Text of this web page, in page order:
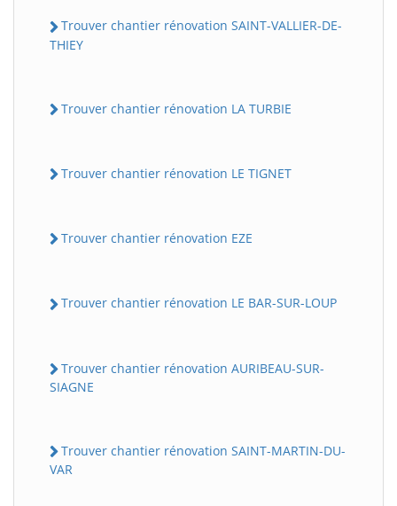
Trouver chantier rénovation SAINT-VALLIER-DE-
THIEY
Trouver chantier rénovation LA TURBIE
Trouver chantier rénovation LE TIGNET
Trouver chantier rénovation EZE
Trouver chantier rénovation LE BAR-SUR-LOUP
Trouver chantier rénovation AURIBEAU-SUR-
SIAGNE
Trouver chantier rénovation SAINT-MARTIN-DU-
VAR